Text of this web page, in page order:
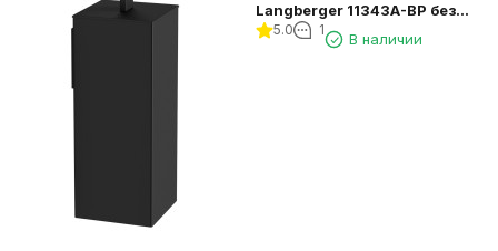
Langberger 11343A-BP без
крышки квадратный черный
5.0 1
В наличии